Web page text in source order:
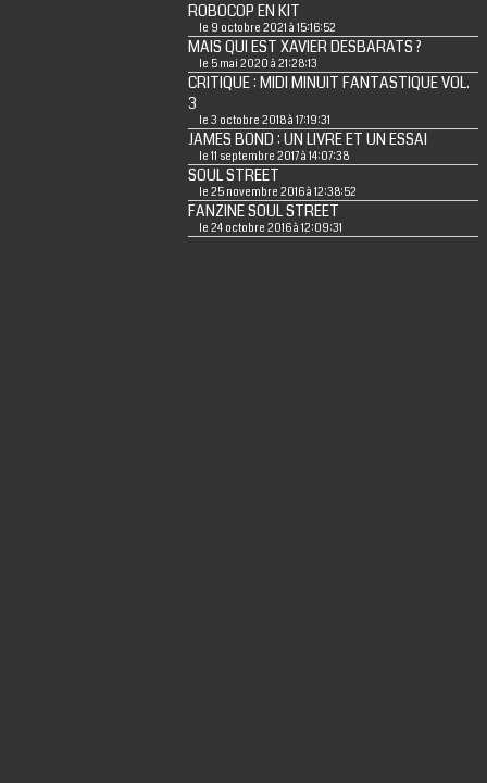
ROBOCOP EN KIT
le 9 octobre 2021 à 15:16:52
MAIS QUI EST XAVIER DESBARATS ?
le 5 mai 2020 à 21:28:13
CRITIQUE : MIDI MINUIT FANTASTIQUE VOL.
3
le 3 octobre 2018 à 17:19:31
JAMES BOND : UN LIVRE ET UN ESSAI
le 11 septembre 2017 à 14:07:38
SOUL STREET
le 25 novembre 2016 à 12:38:52
FANZINE SOUL STREET
le 24 octobre 2016 à 12:09:31